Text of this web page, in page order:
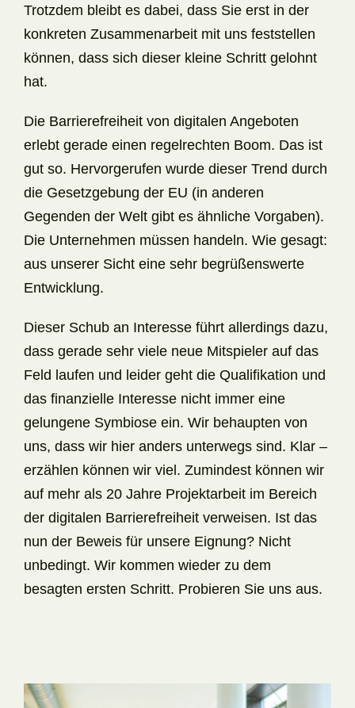
Trotzdem bleibt es dabei, dass Sie erst in der
konkreten Zusammenarbeit mit uns feststellen
können, dass sich dieser kleine Schritt gelohnt
hat.
Die Barrierefreiheit von digitalen Angeboten
erlebt gerade einen regelrechten Boom. Das ist
gut so. Hervorgerufen wurde dieser Trend durch
die Gesetzgebung der EU (in anderen
Gegenden der Welt gibt es ähnliche Vorgaben).
Die Unternehmen müssen handeln. Wie gesagt:
aus unserer Sicht eine sehr begrüßenswerte
Entwicklung.
Dieser Schub an Interesse führt allerdings dazu,
dass gerade sehr viele neue Mitspieler auf das
Feld laufen und leider geht die Qualifikation und
das finanzielle Interesse nicht immer eine
gelungene Symbiose ein. Wir behaupten von
uns, dass wir hier anders unterwegs sind. Klar –
erzählen können wir viel. Zumindest können wir
auf mehr als 20 Jahre Projektarbeit im Bereich
der digitalen Barrierefreiheit verweisen. Ist das
nun der Beweis für unsere Eignung? Nicht
unbedingt. Wir kommen wieder zu dem
besagten ersten Schritt. Probieren Sie uns aus.